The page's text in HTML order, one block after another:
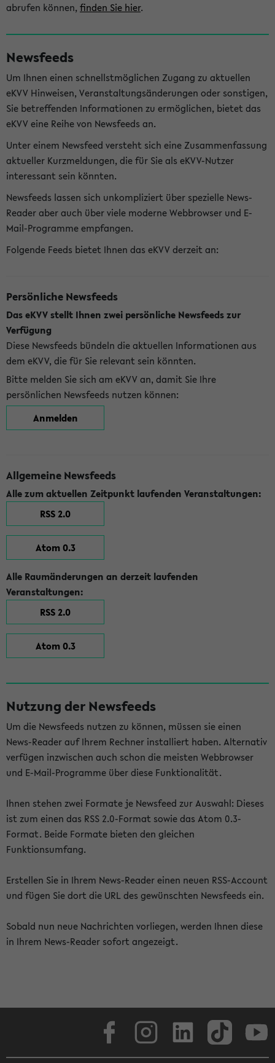
abrufen können, finden Sie hier.
Newsfeeds
Um Ihnen einen schnellstmöglichen Zugang zu aktuellen
eKVV Hinweisen, Veranstaltungsänderungen oder sonstigen,
Sie betreffenden Informationen zu ermöglichen, bietet das
eKVV eine Reihe von Newsfeeds an.
Unter einem Newsfeed versteht sich eine Zusammenfassung
aktueller Kurzmeldungen, die für Sie als eKVV-Nutzer
interessant sein könnten.
Newsfeeds lassen sich unkompliziert über spezielle News-
Reader aber auch über viele moderne Webbrowser und E-
Mail-Programme empfangen.
Folgende Feeds bietet Ihnen das eKVV derzeit an:
Persönliche Newsfeeds
Das eKVV stellt Ihnen zwei persönliche Newsfeeds zur
Verfügung
Diese Newsfeeds bündeln die aktuellen Informationen aus
dem eKVV, die für Sie relevant sein könnten.
Bitte melden Sie sich am eKVV an, damit Sie Ihre
persönlichen Newsfeeds nutzen können:
Anmelden
Allgemeine Newsfeeds
Alle zum aktuellen Zeitpunkt laufenden Veranstaltungen:
RSS 2.0
Atom 0.3
Alle Raumänderungen an derzeit laufenden
Veranstaltungen:
RSS 2.0
Atom 0.3
Nutzung der Newsfeeds
Um die Newsfeeds nutzen zu können, müssen sie einen
News-Reader auf Ihrem Rechner installiert haben. Alternativ
verfügen inzwischen auch schon die meisten Webbrowser
und E-Mail-Programme über diese Funktionalität.
Ihnen stehen zwei Formate je Newsfeed zur Auswahl: Dieses
ist zum einen das RSS 2.0-Format sowie das Atom 0.3-
Format. Beide Formate bieten den gleichen
Funktionsumfang.
Erstellen Sie in Ihrem News-Reader einen neuen RSS-Account
und fügen Sie dort die URL des gewünschten Newsfeeds ein.
Sobald nun neue Nachrichten vorliegen, werden Ihnen diese
in Ihrem News-Reader sofort angezeigt.